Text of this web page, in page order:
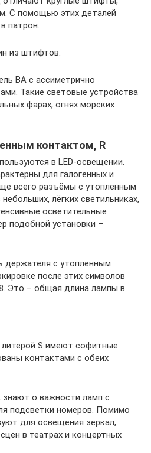
С помощью этих деталей
патрон.
из штифтов.
ВА с ассиметрично
Такие световые устройства
фарах, огнях морских
контактом, R
в LED-освещении.
для галогенных и
всего разъёмы с утопленным
лёгких светильниках,
осветительные
подобной установки –
держателя с утопленным
после этих символов
Это – общая длина лампы в
литерой S имеют софитные
контактами с обеих
о важности ламп с
подсветки номеров. Помимо
для освещения зеркал,
в театрах и концертных